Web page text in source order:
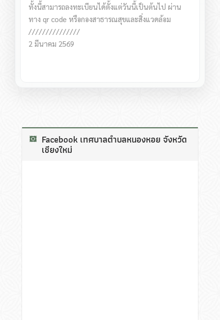
ทั้งนี้สามารถลงทะเบียนได้ตั้งแต่วันนี้เป็นต้นไป ผ่าน
ทาง qr code หรือกองสาธารณสุขและสิ่งแวดล้อม
///////////////
2 มีนาคม 2569
Facebook เทศบาลตำบลหนองหอย จังหวัด
เชียงใหม่